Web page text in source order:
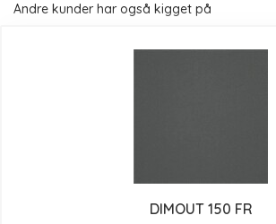
Andre kunder har også kigget på
DIMOUT 150 FR